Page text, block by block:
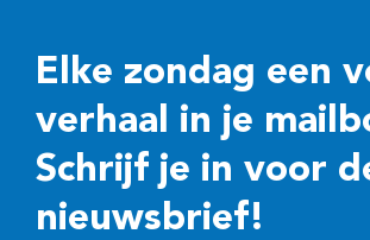
Elke zondag een
verhaal in je
Schrijf je in voor
nieuwsbrief!